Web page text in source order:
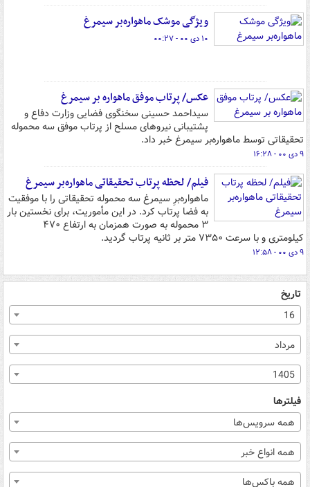
ویژگی‌ موشک ماهواره‌بر سیمرغ
۱۰ دی ۰۰ - ۰۰:۲۷
عکس/ پرتاب موفق ماهواره بر سیمرغ
سیداحمد حسینی سخنگوی فضایی وزارت دفاع و
پشتیبانی نیروهای مسلح از پرتاب موفق سه محموله
تحقیقاتی توسط ماهواره‌بر سیمرغ خبر داد.
۹ دی ۰۰ - ۱۶:۲۸
فیلم/ لحظه پرتاب تحقیقاتی ماهواره‌بر سیمرغ
ماهواره‌برِ سیمرغ سه محموله تحقیقاتی را با موفقیت
به فضا پرتاب کرد. در این مأموریت، برای نخستین بار
۳ محموله به صورت همزمان به ارتفاع ۴۷۰
کیلومتری و با سرعت ۷۳۵۰ متر بر ثانیه پرتاب گردید.
۹ دی ۰۰ - ۱۲:۵۸
تاریخ
16
مرداد
1405
فیلترها
همه سرویس‌ها
همه انواع خبر
همه باکس‌ها